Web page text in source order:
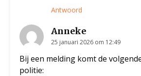
Antwoord
Anneke
25 januari 2026 om 12:49
Bij een melding komt de
politie: